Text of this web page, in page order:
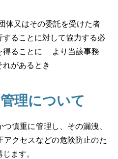
体又はその委託を受けた者
ることに対して協力する必
得ることに より当該事務
があるとき
理について
慎重に管理し、その漏洩、
クセスなどの危険防止のた
ます。